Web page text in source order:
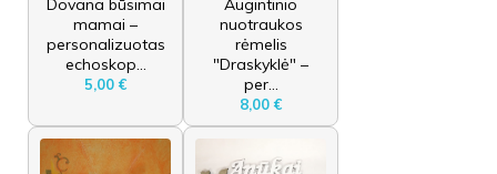
Dovana būsimai
mamai –
personalizuotas
echoskop...
5,00 €
Augintinio
nuotraukos
rėmelis
"Draskyklė" –
per...
8,00 €